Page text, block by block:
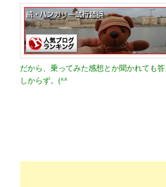
だから、乗ってみた感想とか聞かれても
しからず。(^^ゞ